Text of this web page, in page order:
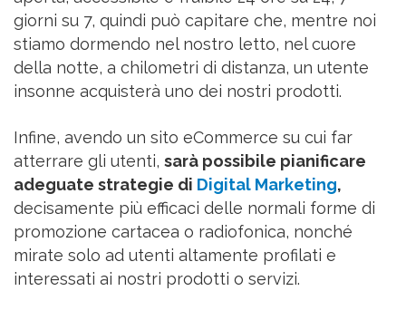
giorni su 7, quindi può capitare che, mentre noi
stiamo dormendo nel nostro letto, nel cuore
della notte, a chilometri di distanza, un utente
insonne acquisterà uno dei nostri prodotti.
Infine, avendo un sito eCommerce su cui far
atterrare gli utenti, sarà possibile pianificare
adeguate strategie di Digital Marketing,
decisamente più efficaci delle normali forme di
promozione cartacea o radiofonica, nonché
mirate solo ad utenti altamente profilati e
interessati ai nostri prodotti o servizi.